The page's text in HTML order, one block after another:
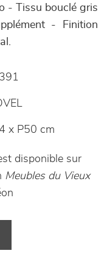
- Tissu bouclé gris
- Finition
x P50 cm
disponible sur
Meubles du Vieux